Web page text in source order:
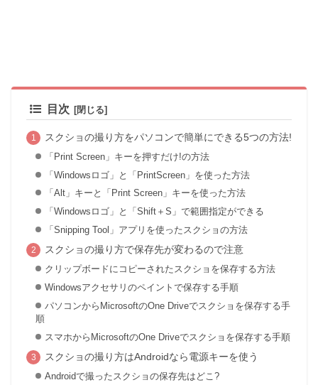
目次
スクショの撮り方をパソコンで簡単にできる5つの方法!
「Print Screen」キーを押すだけ!の方法
「Windowsロゴ」と「PrintScreen」を使った方法
「Alt」キーと「Print Screen」キーを使った方法
「Windowsロゴ」と「Shift＋S」で範囲指定ができる
「Snipping Tool」アプリを使ったスクショの方法
スクショの撮り方で保存先が変わるので注意
クリップボードにコピーされたスクショを保存する方法
Windowsアクセサリのペイントで保存する手順
パソコンからMicrosoftのOne Driveでスクショを保存する手
順
スマホからMicrosoftのOne Driveでスクショを保存する手順
スクショの撮り方はAndroidなら電源キーを使う
Androidで撮ったスクショの保存先はどこ?